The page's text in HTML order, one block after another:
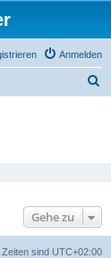
Anmelden
Gehe zu
Zeiten sind UTC+02:00